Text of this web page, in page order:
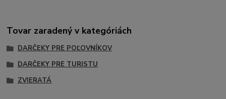
Tovar zaradený v kategóriách
DARČEKY PRE POĽOVNÍKOV
DARČEKY PRE TURISTU
ZVIERATÁ